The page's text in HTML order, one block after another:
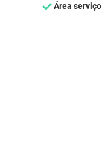
Área serviço